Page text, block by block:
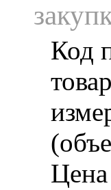
Код